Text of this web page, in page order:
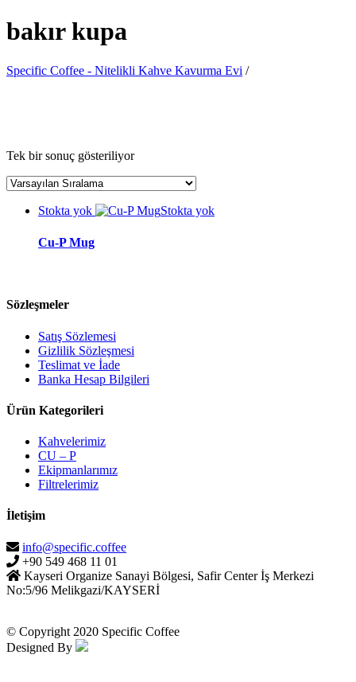
bakır kupa
Specific Coffee - Nitelikli Kahve Kavurma Evi /
Tek bir sonuç gösteriliyor
Stokta yok Stokta yok
Cu-P Mug
Sözleşmeler
Satış Sözlemesi
Gizlilik Sözleşmesi
Teslimat ve İade
Banka Hesap Bilgileri
Ürün Kategorileri
Kahvelerimiz
CU – P
Ekipmanlarımız
Filtrelerimiz
İletişim
info@specific.coffee
+90 549 468 11 01
Kayseri Organize Sanayi Bölgesi, Safir Center İş Merkezi
No:5/96 Melikgazi/KAYSERİ
© Copyright 2020 Specific Coffee
Designed By